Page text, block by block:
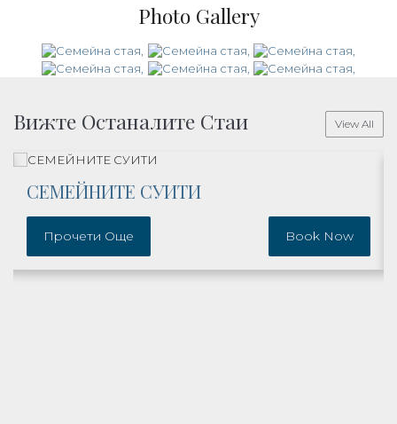
Photo Gallery
Вижте Останалите Стаи View All
СЕМЕЙНИТЕ СУИТИ
Прочети Още Book Now